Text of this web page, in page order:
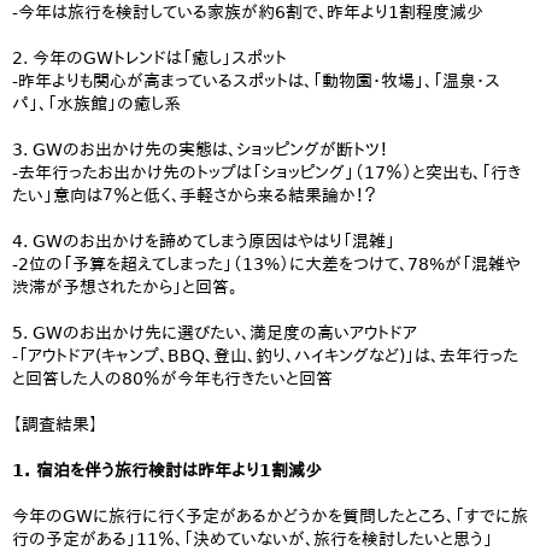
-今年は旅行を検討している家族が約6割で、昨年より1割程度減少
2. 今年のGWトレンドは「癒し」スポット
-昨年よりも関心が高まっているスポットは、「動物園・牧場」、「温泉・ス
パ」、「水族館」の癒し系
3. GWのお出かけ先の実態は、ショッピングが断トツ！
-去年行ったお出かけ先のトップは「ショッピング」（17％）と突出も、「行き
たい」意向は７％と低く、手軽さから来る結果論か！？
4. GWのお出かけを諦めてしまう原因はやはり「混雑」
-2位の「予算を超えてしまった」（13%）に大差をつけて、78%が「混雑や
渋滞が予想されたから」と回答。
5. GWのお出かけ先に選びたい、満足度の高いアウトドア
-「アウトドア(キャンプ、BBQ、登山、釣り、ハイキングなど)」は、去年行った
と回答した人の80％が今年も行きたいと回答
【調査結果】
1. 宿泊を伴う旅行検討は昨年より1割減少
今年のGWに旅行に行く予定があるかどうかを質問したところ、「すでに旅
行の予定がある」11％、「決めていないが、旅行を検討したいと思う」